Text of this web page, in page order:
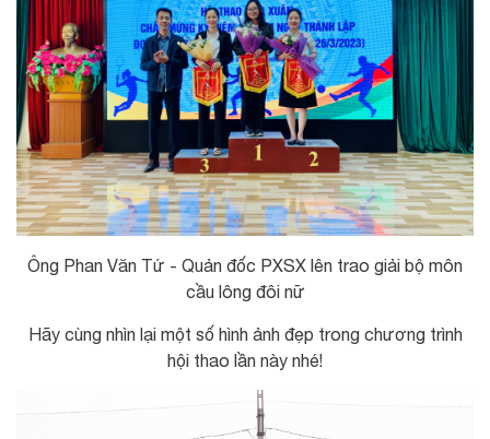
Ông Phan Văn Tứ - Quản đốc PXSX lên trao giải bộ môn
cầu lông đôi nữ
Hãy cùng nhìn lại một số hình ảnh đẹp trong chương trình
hội thao lần này nhé!